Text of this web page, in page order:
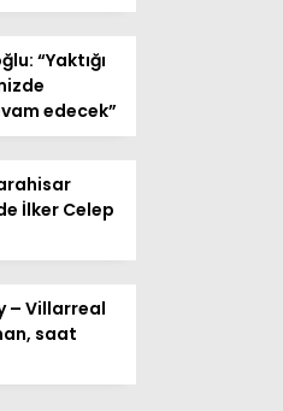
“Yaktığı
edecek”
İlker Celep
– Villarreal
saat